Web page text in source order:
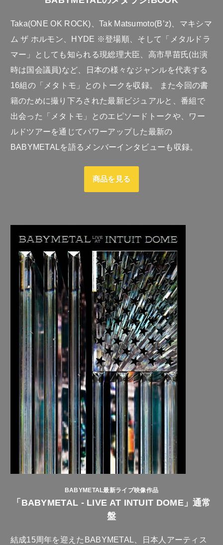
Taka(ONE OK ROCK)、Tak Matsumoto(B’z)、マキシマ
ム ザ ホルモン、HYDE ※登場順、そして「メタルドラ
マー」としても知られる現総理大臣、高市早苗氏(出演
時は国会議員)など、日本の様々なジャンルを代表する
16組の「メタトモ」とのトークを収録。 また今回の書
籍のために撮り下ろされた最新ビジュアルと、番組で
出会った「メタトモ」とのエピソードトークや、ワー
ルドツアーを通じてパワーアップした最新の
BABYMETALを語るメンバーインタビューも収録。
商品を見る
BABYMETAL最新ライブ映像作品
「BABYMETAL - LIVE AT INTUIT DOME」通常
盤
結成15周年を迎えたBABYMETAL、日本人アーティス